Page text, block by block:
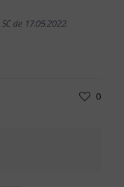
de 17.05.2022.
0